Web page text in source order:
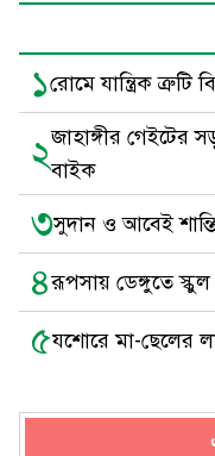
১রোমে যান্ত্রিক
২জাহাঙ্গীর গেইটের
বাইক
৩সুদান ও আবেই
৪রূপসায় ডেঙ্গুতে স্কুল
৫যশোরে মা-ছেলের